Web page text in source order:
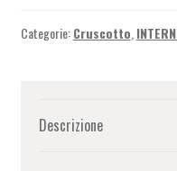
Categorie:Cruscotto
Descrizione